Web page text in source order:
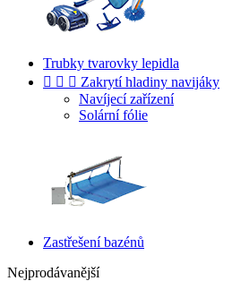
Trubky tvarovky lepidla
   Zakrytí hladiny navijáky
Navíjecí zařízení
Solární fólie
Zastřešení bazénů
Nejprodávanější